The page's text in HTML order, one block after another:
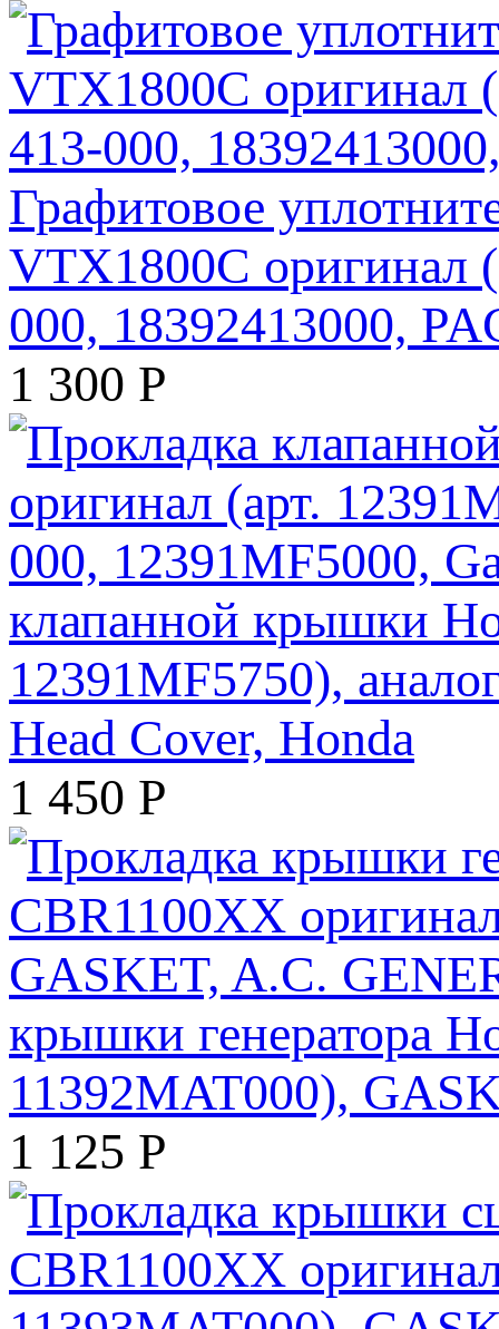
Графитовое
VTX1800C оригинал
000, 18392413000,
1 300 Р
клапанной крышки
12391MF5750),
Head Cover, Honda
1 450 Р
крышки генератора
11392MAT000),
1 125 Р